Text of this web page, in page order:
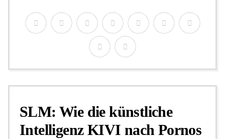
SLM: Wie die künstliche
Intelligenz KIVI nach Pornos